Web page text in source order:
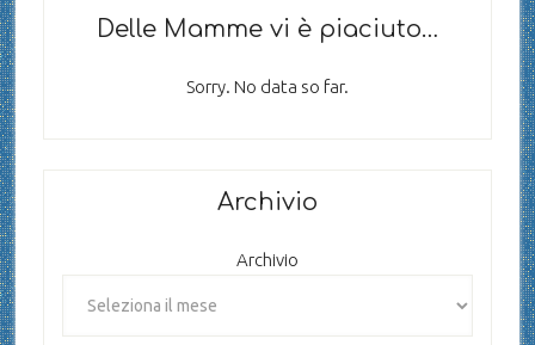
Delle Mamme vi è piaciuto…
Sorry. No data so far.
Archivio
Archivio